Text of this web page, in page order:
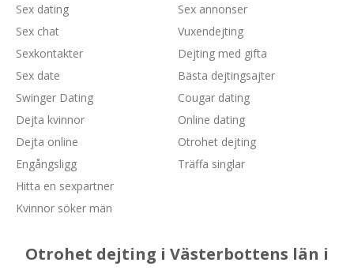
Sex dating
Sex chat
Sexkontakter
Sex date
Swinger Dating
Sex annonser
Vuxendejting
Dejting med gifta
Bästa dejtingsajter
Cougar dating
Dejta kvinnor
Dejta online
Engångsligg
Hitta en sexpartner
Kvinnor söker män
Online dating
Otrohet dejting
Träffa singlar
Otrohet dejting i Västerbottens län i